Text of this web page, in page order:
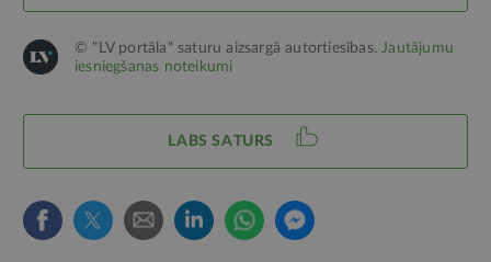
© "LV portāla" saturu aizsargā autortiesības.Jautājumu
iesniegšanas noteikumi
LABS SATURS